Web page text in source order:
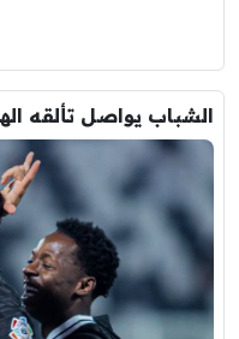
الشباب يواصل تألقه